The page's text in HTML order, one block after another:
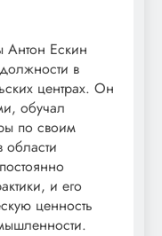
Антон Ескин
в
центрах. Он
обучал
по своим
области
и его
ценность